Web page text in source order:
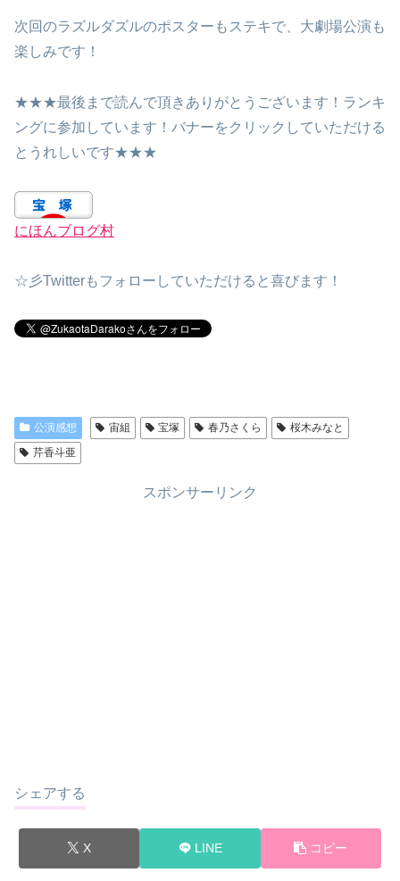
次回のラズルダズルのポスターもステキで、大劇場公演も
楽しみです！
★★★最後まで読んで頂きありがとうございます！ランキ
ングに参加しています！バナーをクリックしていただける
とうれしいです★★★
にほんブログ村
☆彡Twitterもフォローしていただけると喜びます！
公演感想 宙組 宝塚 春乃さくら
桜木みなと
芹香斗亜
スポンサーリンク
シェアする
X LINE コピー